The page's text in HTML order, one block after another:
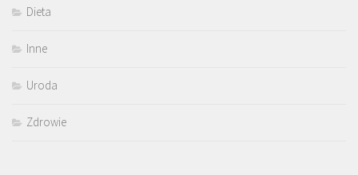
Dieta
Inne
Uroda
Zdrowie